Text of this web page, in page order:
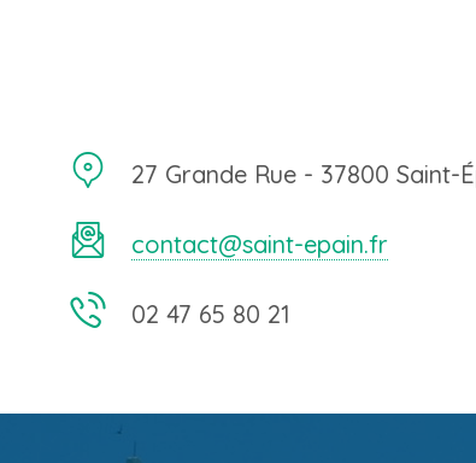
27 Grande Rue - 37800 Saint-
contact@saint-epain.fr
02 47 65 80 21